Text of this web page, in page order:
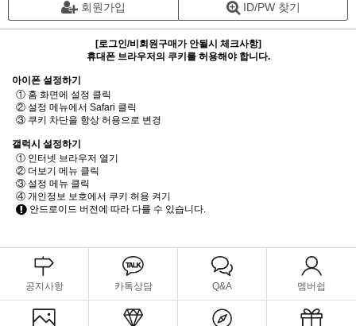
회원가입 ID/PW 찾기
[로그인/비회원구매가 안될시 체크사항]
휴대폰 브라우저의 쿠키를 허용해야 합니다.
아이폰 설정하기
① 홈 화면에 설정 클릭
② 설정 메뉴에서 Safari 클릭
③ 쿠키 차단을 항상 허용으로 변경
갤럭시 설정하기
① 인터넷 브라우저 열기
② 더보기 메뉴 클릭
③ 설정 메뉴 클릭
④ 개인정보 보호에서 쿠키 허용 켜기
안드로이드 버전에 따라 다를 수 있습니다.
공지사항 카톡상담 Q&A 멤버쉽